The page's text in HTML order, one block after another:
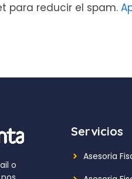
para reducir el spam.
o
Servicios
Asesoria